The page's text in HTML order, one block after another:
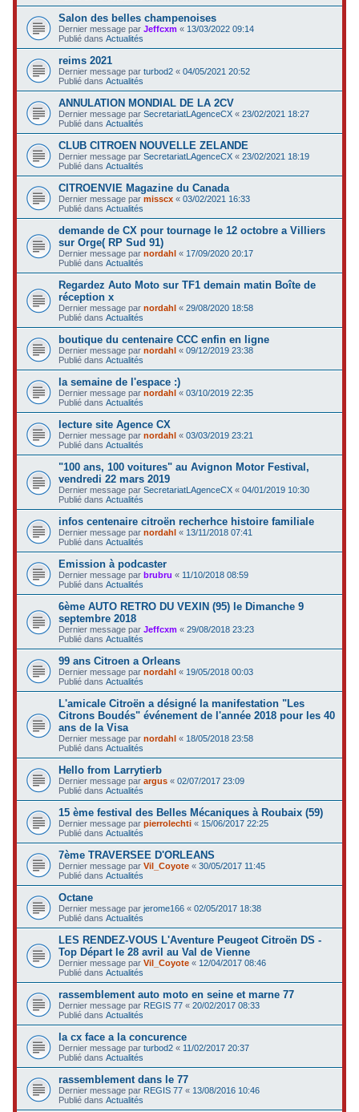
Salon des belles champenoises
Dernier message parJeffcxm « 13/03/2022 09:14
Publié dansActualités
reims 2021
Dernier message parturbod2 «04/05/2021 20:52
Publié dansActualités
ANNULATION MONDIAL DE LA 2CV
Dernier message parSecretariatLAgenceCX «23/02/2021 18:27
Publié dansActualités
CLUB CITROEN NOUVELLE ZELANDE
Dernier message parSecretariatLAgenceCX «23/02/2021 18:19
Publié dansActualités
CITROENVIE Magazine du Canada
Dernier message parmisscx «03/02/2021 16:33
Publié dansActualités
demande de CX pour tournage le 12 octobre a Villiers
sur Orge( RP Sud 91)
Dernier message parnordahl « 17/09/2020 20:17
Publié dansActualités
Regardez Auto Moto sur TF1 demain matin Boîte de
réception x
Dernier message parnordahl «29/08/2020 18:58
Publié dansActualités
boutique du centenaire CCC enfin en ligne
Dernier message parnordahl «09/12/2019 23:38
Publié dansActualités
la semaine de l'espace :)
Dernier message parnordahl «03/10/2019 22:35
Publié dansActualités
lecture site Agence CX
Dernier message parnordahl «03/03/2019 23:21
Publié dansActualités
"100 ans, 100 voitures" au Avignon Motor Festival,
vendredi 22 mars 2019
Dernier message parSecretariatLAgenceCX «04/01/2019 10:30
Publié dansActualités
infos centenaire citroën recherhce histoire familiale
Dernier message parnordahl « 13/11/2018 07:41
Publié dansActualités
Emission à podcaster
Dernier message parbrubru « 11/10/2018 08:59
Publié dansActualités
6ème AUTO RETRO DU VEXIN (95) le Dimanche 9
septembre 2018
Dernier message parJeffcxm «29/08/2018 23:23
Publié dansActualités
99 ans Citroen a Orleans
Dernier message parnordahl « 19/05/2018 00:03
Publié dansActualités
L'amicale Citroën a désigné la manifestation "Les
Citrons Boudés" événement de l'année 2018 pour les 40
ans de la Visa
Dernier message parnordahl « 18/05/2018 23:58
Publié dansActualités
Hello from Larrytierb
Dernier message parargus «02/07/2017 23:09
Publié dansActualités
15 ème festival des Belles Mécaniques à Roubaix (59)
Dernier message parpierrolechti « 15/06/2017 22:25
Publié dansActualités
7ème TRAVERSEE D'ORLEANS
Dernier message parVil_Coyote «30/05/2017 11:45
Publié dansActualités
Octane
Dernier message parjerome166 «02/05/2017 18:38
Publié dansActualités
LES RENDEZ-VOUS L'Aventure Peugeot Citroën DS -
Top Départ le 28 avril au Val de Vienne
Dernier message parVil_Coyote « 12/04/2017 08:46
Publié dansActualités
rassemblement auto moto en seine et marne 77
Dernier message par REGIS 77 «20/02/2017 08:33
Publié dansActualités
la cx face a la concurence
Dernier message parturbod2 « 11/02/2017 20:37
Publié dansActualités
rassemblement dans le 77
Dernier message par REGIS 77 « 13/08/2016 10:46
Publié dansActualités